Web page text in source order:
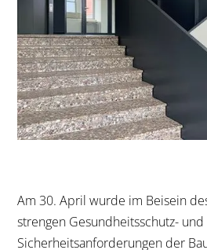
Am 30. April wurde im Beisein
strengen Gesundheitsschutz- und
Sicherheitsanforderungen der